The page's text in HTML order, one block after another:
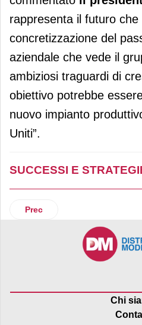
rappresenta il futuro
concretizzazione del
aziendale che vede il
ambiziosi traguardi di
obiettivo potrebbe
nuovo impianto
Uniti”.
SUCCESSI E
Articolo precedente: Le
Prec
Chi